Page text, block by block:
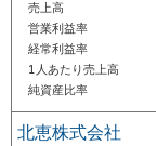
売上高
営業利益率
経常利益率
1人あたり売上高
純資産比率
北恵株式会社